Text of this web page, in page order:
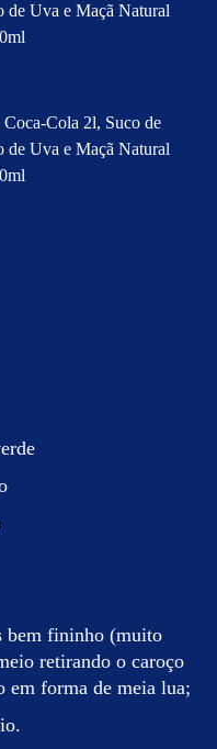
de Uva e Maçã Natural
Cola 2l, Suco de
de Uva e Maçã Natural
bem fininho (muito
retirando o caroço
em forma de meia lua;